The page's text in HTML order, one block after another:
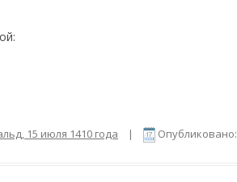
15 июля 1410 года | Опубликовано: